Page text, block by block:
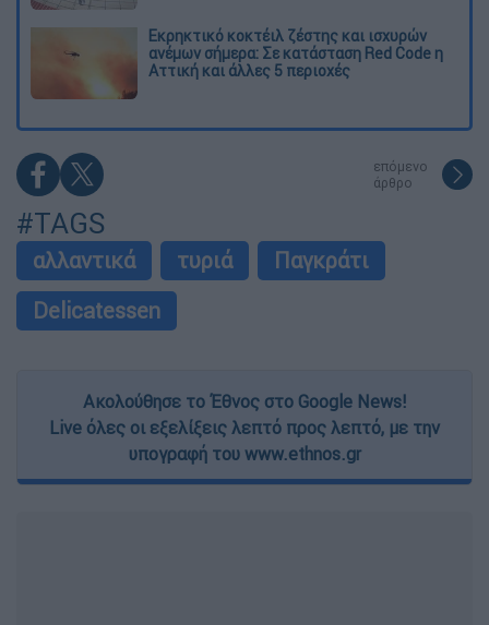
Εκρηκτικό κοκτέιλ ζέστης και ισχυρών
ανέμων σήμερα: Σε κατάσταση Red Code η
Αττική και άλλες 5 περιοχές
επόμενο
άρθρο
#TAGS
αλλαντικά τυριά
Παγκράτι
Delicatessen
Ακολούθησε το Έθνος στο Google News!
Live όλες οι εξελίξεις λεπτό προς λεπτό, με την
υπογραφή του www.ethnos.gr